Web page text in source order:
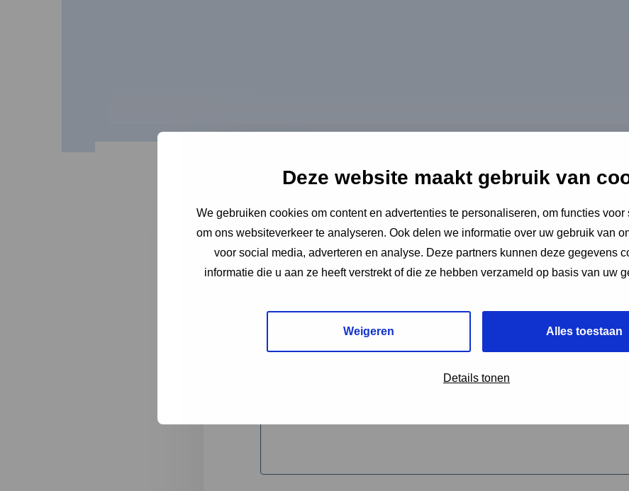
Deze website maakt gebruik van
We gebruiken cookies om content en advertenties te personaliseren, om functies
om ons websiteverkeer te analyseren. Ook delen we informatie over uw gebruik van
voor social media, adverteren en analyse. Deze partners kunnen deze gegevens
informatie die u aan ze heeft verstrekt of die ze hebben verzameld op basis van uw
Weigeren Alles toestaan
Details tonen
"* " geeft vereiste velden aan
1 2
Volledige omschrijving*